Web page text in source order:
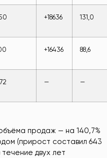
+18636 131,0
+16436 88,6
— —
продаж — на 140,7%
(прирост составил 643
двух лет